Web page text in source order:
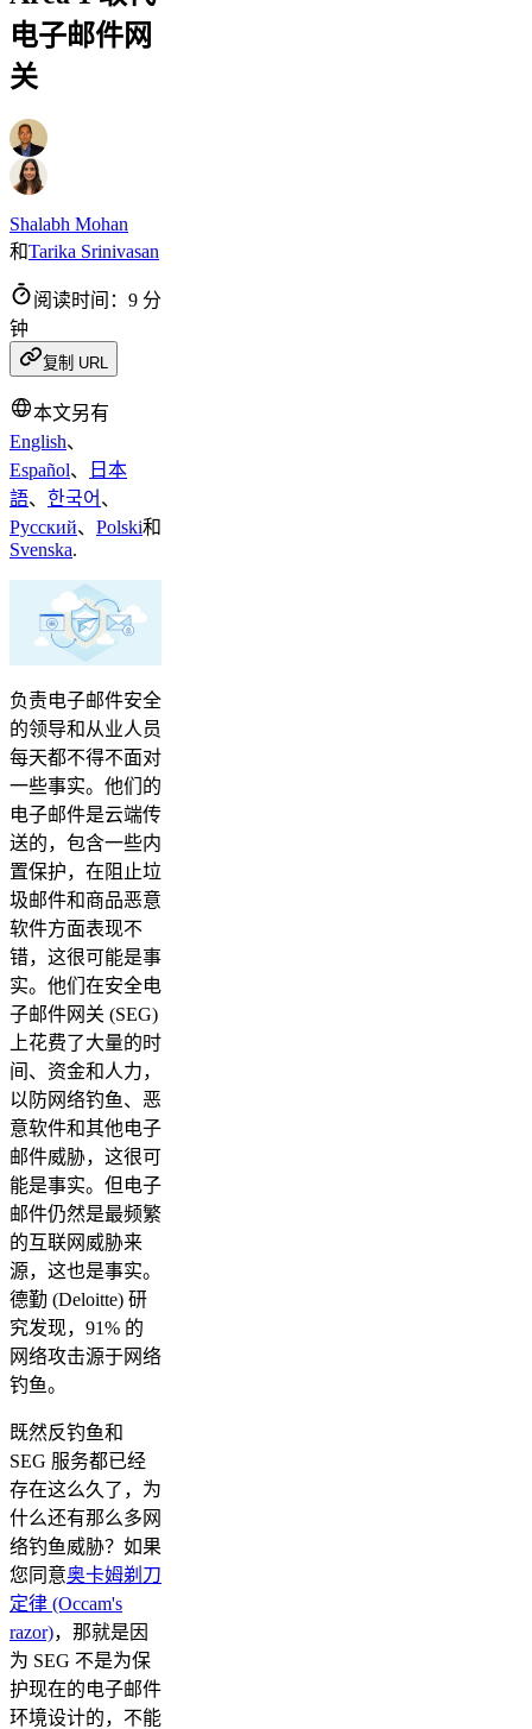
电子邮件网
关
Shalabh Mohan
和Tarika Srinivasan
阅读时间：9 分
钟
复制 URL
本文另有
English、
Español、
日本
語、 한국어 、
Русский、 Polski和
Svenska.
负责电子邮件安全
的领导和从业人员
每天都不得不面对
一些事实。他们的
电子邮件是云端传
送的，包含一些内
置保护，在阻止垃
圾邮件和商品恶意
软件方面表现不
错，这很可能是事
实。他们在安全电
子邮件网关 (SEG)
上花费了大量的时
间、资金和人力，
以防网络钓鱼、恶
意软件和其他电子
邮件威胁，这很可
能是事实。但电子
邮件仍然是最频繁
的互联网威胁来
源，这也是事实。
德勤 (Deloitte) 研
究发现，91% 的
网络攻击源于网络
钓鱼。
既然反钓鱼和
SEG 服务都已经
存在这么久了，为
什么还有那么多网
络钓鱼威胁？如果
您同意奥卡姆剃刀
定律 (Occam's
razor)，那就是因
为 SEG 不是为保
护现在的电子邮件
环境设计的，不能